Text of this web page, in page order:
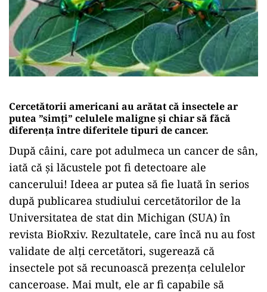
Cercetătorii americani au arătat că insectele ar
putea ”simți” celulele maligne și chiar să făcă
diferența între diferitele tipuri de cancer.
După câini, care pot adulmeca un cancer de sân,
iată că și lăcustele pot fi detectoare ale
cancerului! Ideea ar putea să fie luată în serios
după publicarea studiului cercetătorilor de la
Universitatea de stat din Michigan (SUA) în
revista BioRxiv. Rezultatele, care încă nu au fost
validate de alți cercetători, sugerează că
insectele pot să recunoască prezența celulelor
canceroase. Mai mult, ele ar fi capabile să